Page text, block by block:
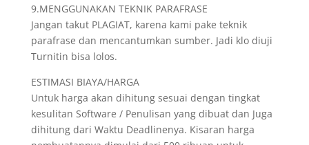
9.MENGGUNAKAN TEKNIK PARAFRASE
Jangan takut PLAGIAT, karena kami pake teknik
parafrase dan mencantumkan sumber. Jadi klo diuji
Turnitin bisa lolos.
ESTIMASI BIAYA/HARGA
Untuk harga akan dihitung sesuai dengan tingkat
kesulitan Software / Penulisan yang dibuat dan Juga
dihitung dari Waktu Deadlinenya. Kisaran harga